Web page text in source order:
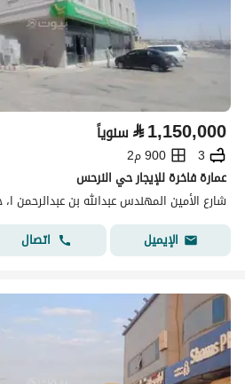
⃁1,150,000 سنوياً
3
900 م2
عمارة فاخرة للإيجار حي النرحس
الإيميل
اتصال